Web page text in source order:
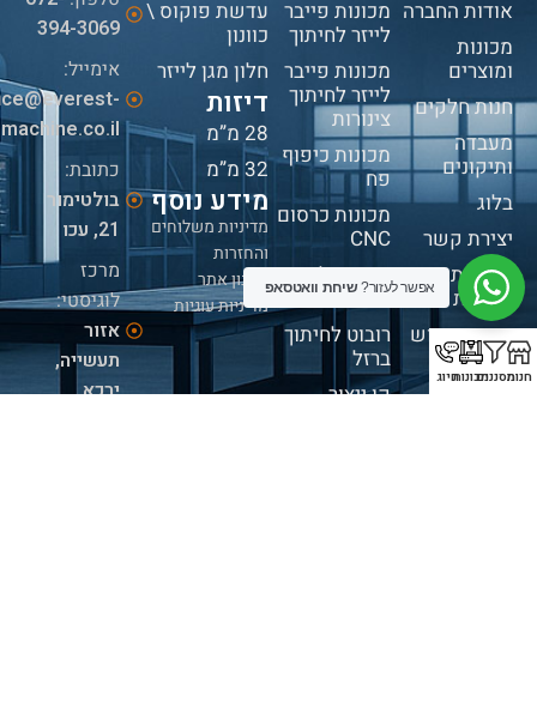
אודות החברה
מכונות
ומוצרים
חנות חלקים
מעבדה
ותיקונים
בלוג
יצירת קשר
מדיניות
פרטיות
תנאי שימוש
מכונות פייבר
לייזר לחיתוך
מכונות פייבר
לייזר לחיתוך
צינורות
מכונות כיפוף
פח
מכונות כרסום
CNC
מכונות לציפוי
בלייזר
רובוט לחיתוך
ברזל
קו ייצור
עדשת פוקוס \
כוונון
חלון מגן לייזר
דיזות
28 מ”מ
32 מ”מ
מידע נוסף
מדיניות משלוחים
והחזרות
תקנון אתר
מדיניות עוגיות
394-3069
אימייל:
machine.co.il
כתובת:
בולטימור
21, עכו
מרכז
לוגיסטי:
אזור
תעשייה,
ירכא.
אפשר לעזור?שיחת וואטסאפ
חנותמסנניםמכונותחיוג